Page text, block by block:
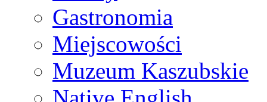
Gastronomia
Miejscowości
Muzeum Kaszubskie